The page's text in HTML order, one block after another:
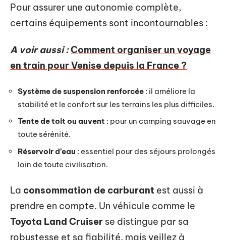
Pour assurer une autonomie complète,
certains équipements sont incontournables :
A voir aussi :Comment organiser un voyage
en train pour Venise depuis la France ?
Système de suspension renforcée : il améliore la
stabilité et le confort sur les terrains les plus difficiles.
Tente de toit ou auvent : pour un camping sauvage en
toute sérénité.
Réservoir d’eau : essentiel pour des séjours prolongés
loin de toute civilisation.
La consommation de carburant est aussi à
prendre en compte. Un véhicule comme le
Toyota Land Cruiser se distingue par sa
robustesse et sa fiabilité, mais veillez à